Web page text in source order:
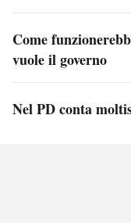
Come
vuole il governo
Nel PD conta